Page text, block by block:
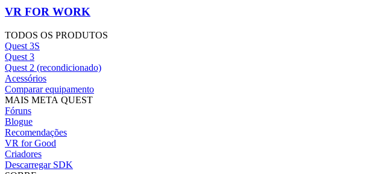
VR FOR WORK
TODOS OS PRODUTOS
Quest 3S
Quest 3
Quest 2 (recondicionado)
Acessórios
Comparar equipamento
MAIS META QUEST
Fóruns
Blogue
Recomendações
VR for Good
Criadores
Descarregar SDK